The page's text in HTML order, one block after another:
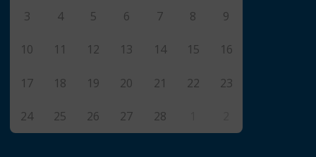
3 4 5 6 7 8 9
10 11 12 13 14 15 16
17 18 19 20 21 22 23
24 25 26 27 28